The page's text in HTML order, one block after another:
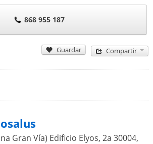
868 955 187
Guardar Compartir
Gran Vía) Edificio Elyos, 2a 30004,